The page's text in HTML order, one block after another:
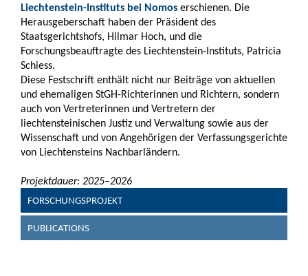
Liechtenstein-Instituts bei Nomos erschienen. Die
Herausgeberschaft haben der Präsident des
Staatsgerichtshofs, Hilmar Hoch, und die
Forschungsbeauftragte des Liechtenstein-Instituts, Patricia
Schiess.
Diese Festschrift enthält nicht nur Beiträge von aktuellen
und ehemaligen StGH-Richterinnen und Richtern, sondern
auch von Vertreterinnen und Vertretern der
liechtensteinischen Justiz und Verwaltung sowie aus der
Wissenschaft und von Angehörigen der Verfassungsgerichte
von Liechtensteins Nachbarländern.
Projektdauer: 2025–2026
FORSCHUNGSPROJEKT
PUBLICATIONS